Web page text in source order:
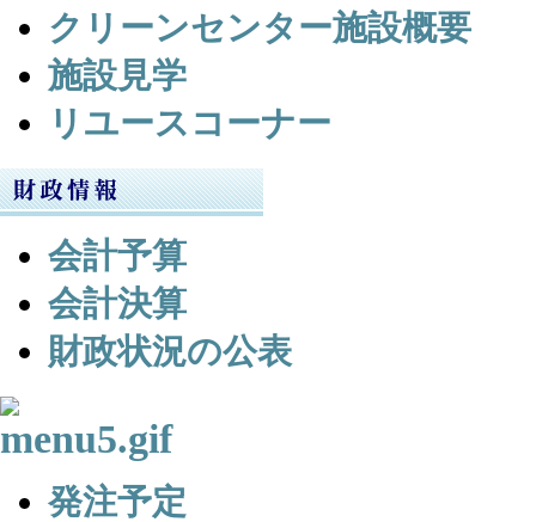
クリーンセンター施設概要
施設見学
リユースコーナー
会計予算
会計決算
財政状況の公表
発注予定